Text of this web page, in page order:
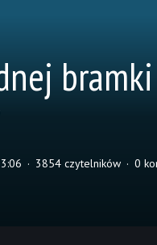
3854 czytelników 0